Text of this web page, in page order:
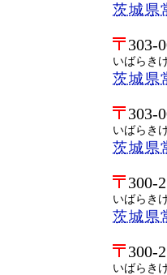
茨城県
303-
いばらき
茨城県
303-
いばらき
茨城県
300-
いばらき
茨城県
300-
いばらき